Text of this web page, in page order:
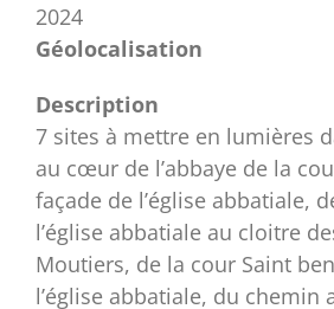
2024
Géolocalisation
Description
7 sites à mettre en lumières
au cœur de l’abbaye de la
façade de l’église abbatiale,
l’église abbatiale au cloitre
Moutiers, de la cour Saint
l’église abbatiale, du chemin